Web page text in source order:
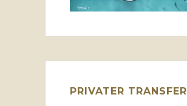
PRIVATER TRANSFER